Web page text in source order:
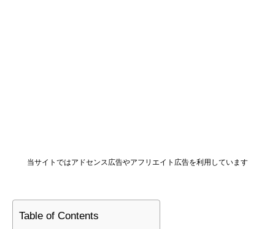
当サイトではアドセンス広告やアフリエイト広告を利用しています
Table of Contents